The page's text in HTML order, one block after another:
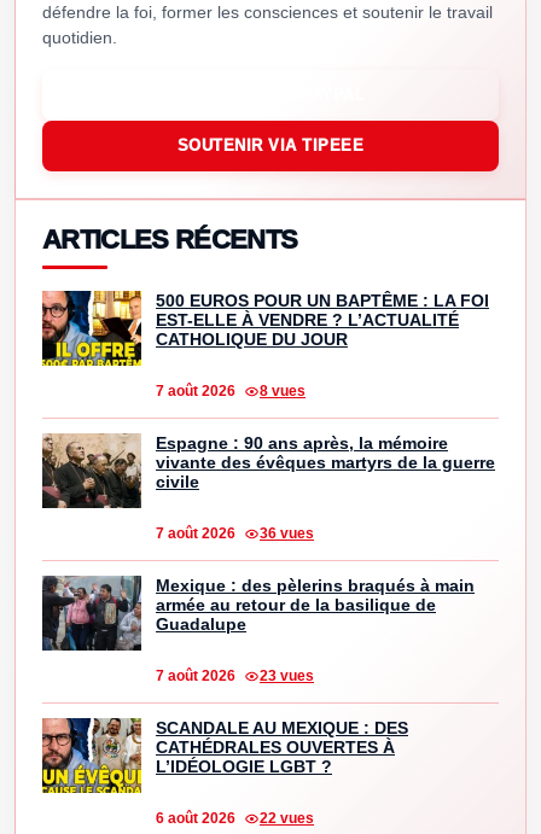
défendre la foi, former les consciences et soutenir le travail
quotidien.
SOUTENIR VIA TIPEEE
ARTICLES RÉCENTS
500 EUROS POUR UN BAPTÊME : LA FOI
EST-ELLE À VENDRE ? L’ACTUALITÉ
CATHOLIQUE DU JOUR
7 août 2026 8 vues
Espagne : 90 ans après, la mémoire
vivante des évêques martyrs de la guerre
civile
7 août 2026 36 vues
Mexique : des pèlerins braqués à main
armée au retour de la basilique de
Guadalupe
7 août 2026 23 vues
SCANDALE AU MEXIQUE : DES
CATHÉDRALES OUVERTES À
L’IDÉOLOGIE LGBT ?
6 août 2026 22 vues